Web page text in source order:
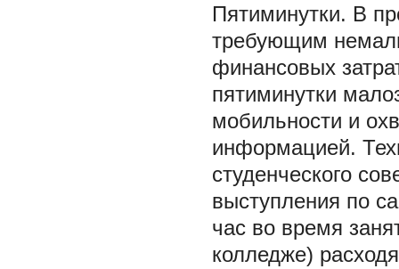
Пятиминутки. В
требующим
финансовых
пятиминутки
мобильности и
информацией.
студенческого
выступления по
час во время
колледже)